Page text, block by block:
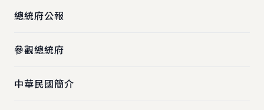
總統府公報
參觀總統府
中華民國簡介